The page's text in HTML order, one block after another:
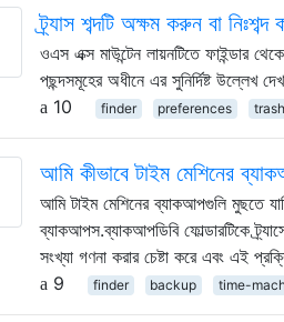
ট্র্যাস শব্দটি অক্ষম করুন বা
ওএস এক্স মাউন্টেন লায়নটিতে ফাইন্ডার
পছন্দসমূহের অধীনে এর সুনির্দিষ্ট উল্লেখ
10
finder preferences trash
আমি কীভাবে টাইম মেশিনের
আমি টাইম মেশিনের ব্যাকআপগুলি মুছতে
ব্যাকআপস.ব্যাকআপডিবি ফোল্ডারটিকে
সংখ্যা গণনা করার চেষ্টা করে এবং এই
9
finder backup time-